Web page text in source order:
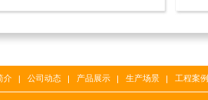
介 公司动态 产品展示 生产场景 工程案例